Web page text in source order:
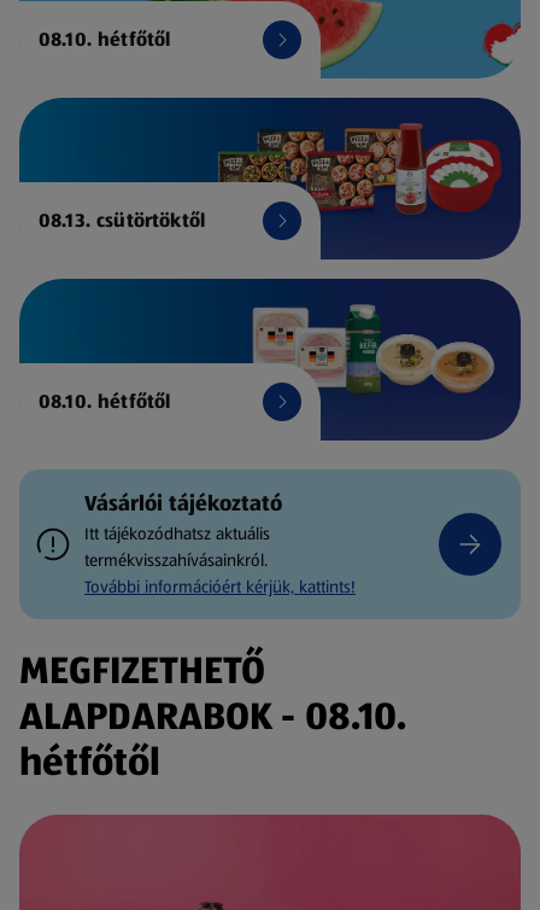
08.10. hétfőtől
08.13. csütörtöktől
08.10. hétfőtől
Vásárlói tájékoztató
Itt tájékozódhatsz aktuális
termékvisszahívásainkról.
További információért kérjük, kattints!
MEGFIZETHETŐ
ALAPDARABOK - 08.10.
hétfőtől